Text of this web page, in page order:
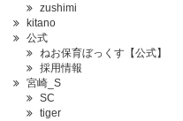
zushimi
kitano
公式
ねお保育ぼっくす【公式】
採用情報
宮崎_S
SC
tiger